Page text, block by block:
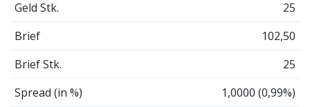
Geld Stk.
25
Brief
102,50
Brief Stk.
25
Spread (in %)
1,0000 (0,99%)